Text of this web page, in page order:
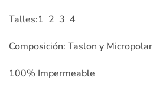
Talles:1 2 3 4
Composición: Taslon y Micropolar
100% Impermeable